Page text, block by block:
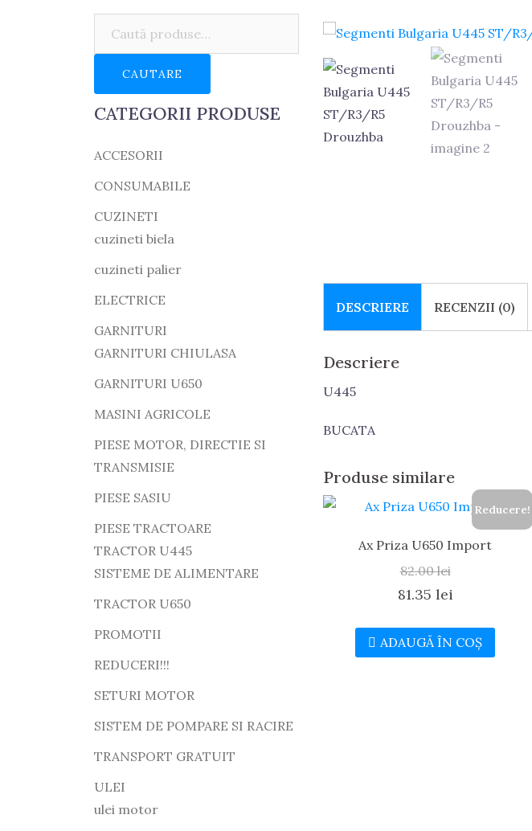
DESCRIERE RECENZII (0)
Descriere
U445
BUCATA
Produse similare
Reducere!
Ax Priza U650 Import
82.00lei
Prețul
a
81.35 lei
este:
ADAUGĂ ÎN COȘ
CAUTARE
CATEGORII PRODUSE
ACCESORII
CONSUMABILE
CUZINETI
cuzineti biela
cuzineti palier
ELECTRICE
GARNITURI
GARNITURI CHIULASA
GARNITURI U650
MASINI AGRICOLE
PIESE MOTOR, DIRECTIE SI
TRANSMISIE
PIESE SASIU
PIESE TRACTOARE
TRACTOR U445
SISTEME DE ALIMENTARE
TRACTOR U650
PROMOTII
REDUCERI!!!
SETURI MOTOR
SISTEM DE POMPARE SI RACIRE
TRANSPORT GRATUIT
ULEI
ulei motor